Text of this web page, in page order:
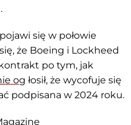
się w połowie
że Boeing i Lockheed
po tym, jak
og łosił, że wycofuje się
podpisana w 2024 roku.